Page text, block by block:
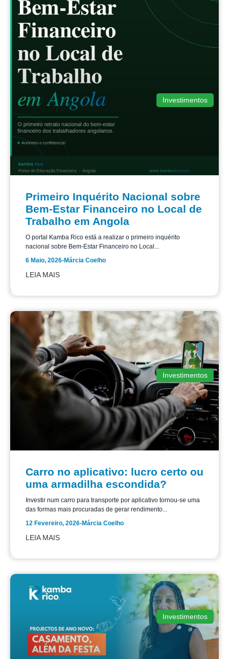
Investimentos
Primeiro Inquérito Nacional sobre
Bem-Estar Financeiro no Local de
Trabalho em Angola
O portal Kamba Rico está a realizar o primeiro inquérito
nacional sobre Bem-Estar Financeiro no Local...
6 Maio, 2026-Márcia Coelho
LEIA MAIS
Investimentos
Carro no aplicativo: lucro certo ou
uma armadilha escondida?
Investir num carro para transporte por aplicativo tornou-se uma
das formas mais procuradas de gerar rendimento...
12 Fevereiro, 2026-Márcia Coelho
LEIA MAIS
Investimentos